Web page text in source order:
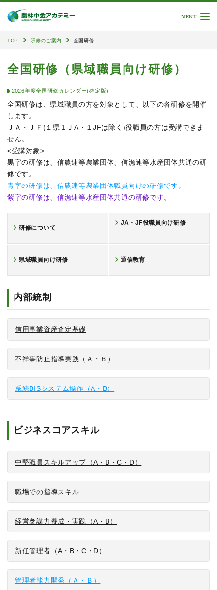
MENU
TOP 研修のご案内 全国研修
全国研修（県域職員向け研修）
2026年度全国研修カレンダー(確定版)
全国研修は、県域職員の方を対象として、以下の各研修を開催
します。
ＪＡ・ＪＦ(１県１ＪA・１JFは除く)役職員の方は受講できま
せん。
<受講対象>
黒字の研修は、信農連等農業団体、信漁連等水産団体共通の研
修です。
青字の研修は、信農連等農業団体職員向けの研修です。
紫字の研修は、信漁連等水産団体共通の研修です。
研修について
JA・JF役職員向け研修
県域職員向け研修 通信教育
内部統制
信用事業資産査定基礎
不祥事防止指導実践（Ａ・Ｂ）
系統BISシステム操作（A・B）
ビジネスコアスキル
中堅職員スキルアップ（A・B・C・D）
職場での指導スキル
経営参謀力養成・実践（A・B）
新任管理者（A・B・C・D）
管理者能力開発（Ａ・Ｂ）